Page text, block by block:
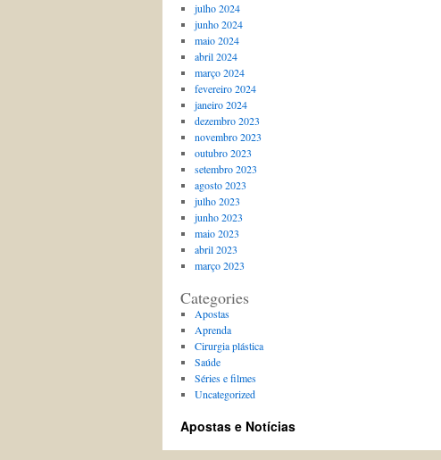
julho 2024
junho 2024
maio 2024
abril 2024
março 2024
fevereiro 2024
janeiro 2024
dezembro 2023
novembro 2023
outubro 2023
setembro 2023
agosto 2023
julho 2023
junho 2023
maio 2023
abril 2023
março 2023
Categories
Apostas
Aprenda
Cirurgia plástica
Saúde
Séries e filmes
Uncategorized
Apostas e Notícias